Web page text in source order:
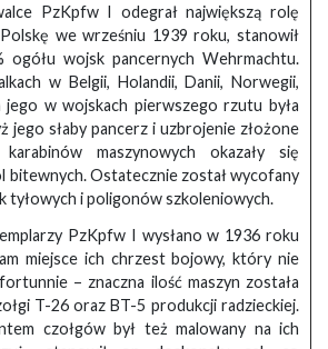
PzKpfw I odegrał największą rolę
we wrześniu 1939 roku, stanowił
ogółu wojsk pancernych Wehrmachtu.
w Belgii, Holandii, Danii, Norwegii,
jego w wojskach pierwszego rzutu była
jego słaby pancerz i uzbrojenie złożone
maszynowych okazały się
bitewnych. Ostatecznie został wycofany
tyłowych i poligonów szkoleniowych.
PzKpfw I wysłano w 1936 roku
miejsce ich chrzest bojowy, który nie
– znaczna ilość maszyn została
T-26 oraz BT-5 produkcji radzieckiej.
czołgów był też malowany na ich